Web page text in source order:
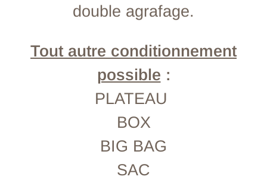
double agrafage.
Tout autre conditionnement
possible :
PLATEAU
BOX
BIG BAG
SAC